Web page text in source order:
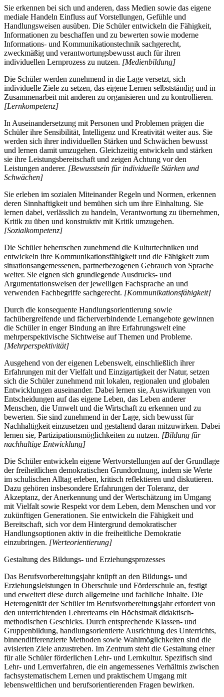
Sie erkennen bei sich und anderen, dass Medien sowie das eigene
mediale Handeln Einfluss auf Vorstellungen, Gefühle und
Handlungsweisen ausüben. Die Schüler entwickeln die Fähigkeit,
Informationen zu beschaffen und zu bewerten sowie moderne
Informations- und Kommunikationstechnik sachgerecht,
zweckmäßig und verantwortungsbewusst auch für ihren
individuellen Lernprozess zu nutzen. [Medienbildung]
Die Schüler werden zunehmend in die Lage versetzt, sich
individuelle Ziele zu setzen, das eigene Lernen selbstständig und in
Zusammenarbeit mit anderen zu organisieren und zu kontrollieren.
[Lernkompetenz]
In Auseinandersetzung mit Personen und Problemen prägen die
Schüler ihre Sensibilität, Intelligenz und Kreativität weiter aus. Sie
werden sich ihrer individuellen Stärken und Schwächen bewusst
und lernen damit umzugehen. Gleichzeitig entwickeln und stärken
sie ihre Leistungsbereitschaft und zeigen Achtung vor den
Leistungen anderer. [Bewusstsein für individuelle Stärken und
Schwächen]
Sie erleben im sozialen Miteinander Regeln und Normen, erkennen
deren Sinnhaftigkeit und bemühen sich um ihre Einhaltung. Sie
lernen dabei, verlässlich zu handeln, Verantwortung zu übernehmen,
Kritik zu üben und konstruktiv mit Kritik umzugehen.
[Sozialkompetenz]
Die Schüler beherrschen zunehmend die Kulturtechniken und
entwickeln ihre Kommunikationsfähigkeit und die Fähigkeit zum
situationsangemessenen, partnerbezogenen Gebrauch von Sprache
weiter. Sie eignen sich grundlegende Ausdrucks- und
Argumentationsweisen der jeweiligen Fachsprache an und
verwenden Fachbegriffe sachgerecht. [Kommunikationsfähigkeit]
Durch die konsequente Handlungsorientierung sowie
fachübergreifende und fächerverbindende Lernangebote gewinnen
die Schüler in enger Bindung an ihre Erfahrungswelt eine
mehrperspektivische Sichtweise auf Themen und Probleme.
[Mehrperspektivität]
Ausgehend von der eigenen Lebenswelt, einschließlich ihrer
Erfahrungen mit der Vielfalt und Einzigartigkeit der Natur, setzen
sich die Schüler zunehmend mit lokalen, regionalen und globalen
Entwicklungen auseinander. Dabei lernen sie, Auswirkungen von
Entscheidungen auf das eigene Leben, das Leben anderer
Menschen, die Umwelt und die Wirtschaft zu erkennen und zu
bewerten. Sie sind zunehmend in der Lage, sich bewusst für
Nachhaltigkeit einzusetzen und gestaltend daran mitzuwirken. Dabei
lernen sie, Partizipationsmöglichkeiten zu nutzen. [Bildung für
nachhaltige Entwicklung]
Die Schüler entwickeln eigene Wertvorstellungen auf der Grundlage
der freiheitlichen demokratischen Grundordnung, indem sie Werte
im schulischen Alltag erleben, kritisch reflektieren und diskutieren.
Dazu gehören insbesondere Erfahrungen der Toleranz, der
Akzeptanz, der Anerkennung und der Wertschätzung im Umgang
mit Vielfalt sowie Respekt vor dem Leben, dem Menschen und vor
zukünftigen Generationen. Sie entwickeln die Fähigkeit und
Bereitschaft, sich vor dem Hintergrund demokratischer
Handlungsoptionen aktiv in die freiheitliche Demokratie
einzubringen. [Werteorientierung]
Gestaltung des Bildungs- und Erziehungsprozesses
Das Berufsvorbereitungsjahr knüpft an den Bildungs- und
Erziehungsleistungen in Oberschule und Förderschule an, festigt
und erweitert diese durch allgemeine und fachliche Inhalte. Die
Heterogenität der Schüler im Berufsvorbereitungsjahr erfordert von
den unterrichtenden Lehrerteams ein Höchstmaß didaktisch-
methodischen Geschicks. Durch entsprechende Klassen- und
Gruppenbildung, handlungsorientierte Ausrichtung des Unterrichts,
binnendifferenzierte Methoden sowie Wahlmöglichkeiten sind die
avisierten Ziele anzustreben. Im Zentrum steht die Gestaltung einer
für alle Schüler förderlichen Lehr- und Lernkultur. Spezifisch sind
Lehr- und Lernverfahren, die ein angemessenes Verhältnis zwischen
fachsystematischem Lernen und praktischem Umgang mit
lebensweltlichen und berufsorientierenden Fragen bewirken.